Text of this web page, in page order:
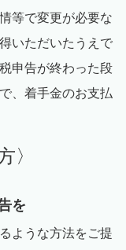
等で変更が必要な
いただいたうえで
申告が終わった段
、着手金のお支払
〉
を
ような方法をご提